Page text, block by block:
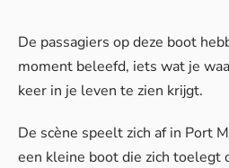
De passagiers op deze boot
moment beleefd, iets wat je
keer in je leven te zien krijgt.
De scène speelt zich af in Port
een kleine boot die zich toelegt